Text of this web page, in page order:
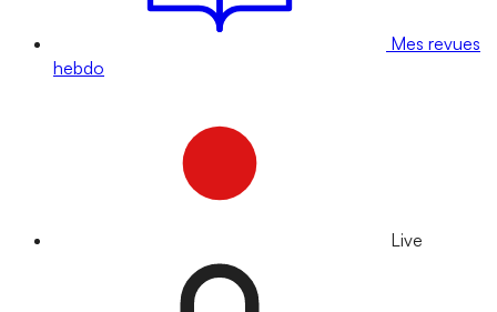
Mes revues
hebdo
Live